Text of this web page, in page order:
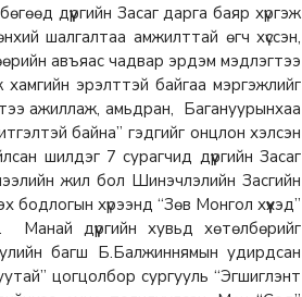
дүүргийн Засаг дарга баяр хүргэж
шалгалтаа амжилттай өгч хүссэн,
авъяас чадвар эрдэм мэдлэгтээ
хамгийн эрэлттэй байгаа мэргэжлийг
ажиллаж, амьдран, Багануурынхаа
байна” гэдгийг онцлон хэлсэн
шилдэг 7 сурагчид дүүргийн Засаг
жил бол Шинэчлэлийн Засгийн
бодлогын хүрээнд “Зөв Монгол хүүхэд”
Манай дүүргийн хувьд хөтөлбөрийг
багш Б.Балжиннямын удирдсан
цогцолбор сургууль “Эгшиглэнт